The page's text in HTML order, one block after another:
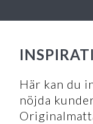
Här kan du
nöjda